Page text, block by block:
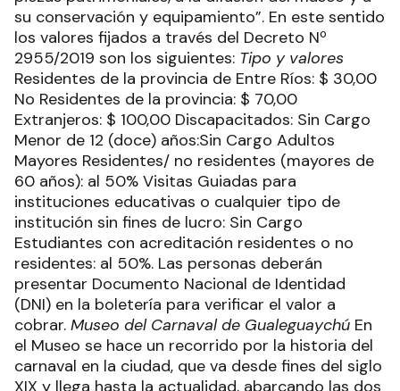
su conservación y equipamiento”. En este sentido
los valores fijados a través del Decreto Nº
2955/2019 son los siguientes: Tipo y valores
Residentes de la provincia de Entre Ríos: $ 30,00
No Residentes de la provincia: $ 70,00
Extranjeros: $ 100,00 Discapacitados: Sin Cargo
Menor de 12 (doce) años:Sin Cargo Adultos
Mayores Residentes/ no residentes (mayores de
60 años): al 50% Visitas Guiadas para
instituciones educativas o cualquier tipo de
institución sin fines de lucro: Sin Cargo
Estudiantes con acreditación residentes o no
residentes: al 50%. Las personas deberán
presentar Documento Nacional de Identidad
(DNI) en la boletería para verificar el valor a
cobrar. Museo del Carnaval de Gualeguaychú En
el Museo se hace un recorrido por la historia del
carnaval en la ciudad, que va desde fines del siglo
XIX y llega hasta la actualidad, abarcando las dos